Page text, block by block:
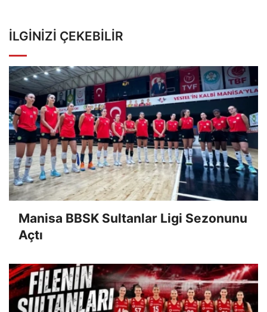
İLGINIZI ÇEKEBILIR
Manisa BBSK Sultanlar Ligi Sezonunu
Açtı